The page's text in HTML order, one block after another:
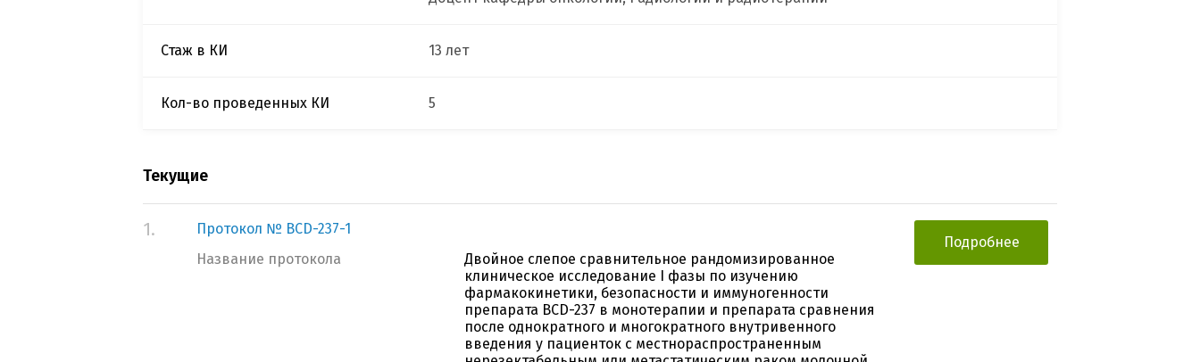
Стаж в КИ 13 лет
Кол-во проведенных КИ 5
Текущие
1.
Протокол № BCD-237-1
Название протокола
Двойное слепое сравнительное рандомизированное
клиническое исследование I фазы по изучению
фармакокинетики, безопасности и иммуногенности
препарата BCD-237 в монотерапии и препарата сравнения
после однократного и многократного внутривенного
введения у пациенток с местнораспространенным
Подробнее